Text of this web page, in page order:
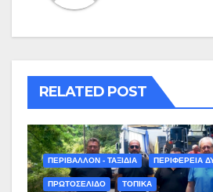
RELATED POST
ΠΕΡΙΒΑΛΛΟΝ - ΤΑΞΙΔΙΑ ΠΕΡΙΦΕΡΕΙΑ
ΠΡΩΤΟΣΕΛΙΔΟ ΤΟΠΙΚΑ